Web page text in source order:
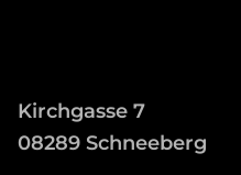
Kirchgasse 7
08289 Schneeberg